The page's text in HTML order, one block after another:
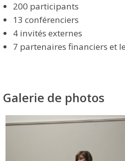
200 participants
13 conférenciers
4 invités externes
7 partenaires financiers et
Galerie de photos